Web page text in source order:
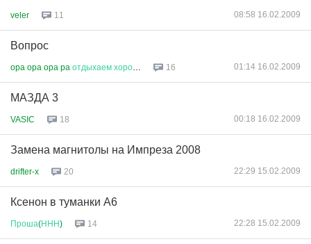
veler 11 08:58 16.02.2009
Вопрос
opa opa opa pa отдыхаем хорошо 16 01:14 16.02.2009
МАЗДА 3
VASIC 18 00:18 16.02.2009
Замена магнитолы на Импреза 2008
drifter-x 20 22:29 15.02.2009
Ксенон в туманки А6
Проша(ННН) 14 22:28 15.02.2009